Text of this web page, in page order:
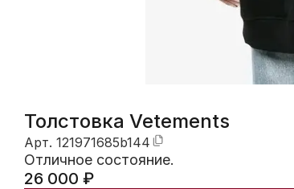
Толстовка Vetements
Арт. 121971685b144
Отличное состояние.
26 000 ₽